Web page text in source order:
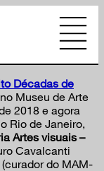
Décadas de
Museu de Arte
2018 e agora
Rio de Janeiro,
Artes visuais –
Cavalcanti
do MAM-